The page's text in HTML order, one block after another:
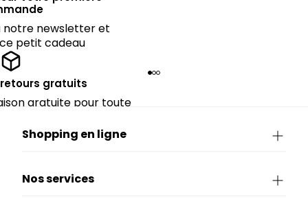
notre newsletter et
petit cadeau
gratuits
gratuite pour toute
Shopping en ligne
Nos services